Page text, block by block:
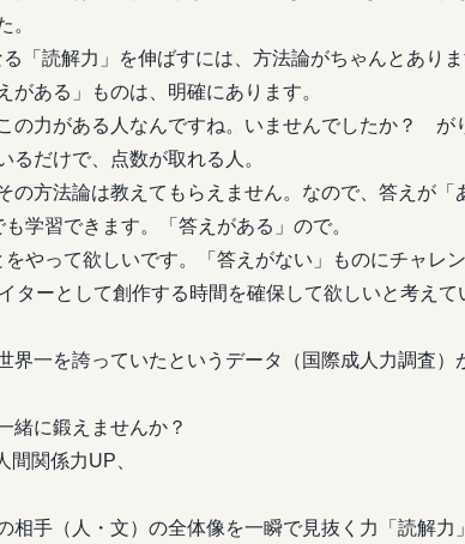
。
「読解力」を伸ばすには、方法論がちゃんとあり
ある」ものは、明確にあります。
の力がある人なんですね。いませんでしたか？ が
るだけで、点数が取れる人。
の方法論は教えてもらえません。なので、答えが
学習できます。「答えがある」ので。
やって欲しいです。「答えがない」ものにチャレ
ターとして創作する時間を確保して欲しいと考えて
界一を誇っていたというデータ（国際成人力調査）
緒に鍛えませんか？
関係力UP、
相手（人・文）の全体像を一瞬で見抜く力「読解力